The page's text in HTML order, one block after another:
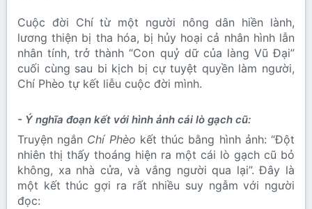
Cuộc đời Chí từ một người nông dân hiền lành,
lương thiện bị tha hóa, bị hủy hoại cả nhân hình lẫn
nhân tính, trở thành “Con quỷ dữ của làng Vũ Đại”
cuối cùng sau bi kịch bị cự tuyệt quyền làm người,
Chí Phèo tự kết liễu cuộc đời mình.
- Ý nghĩa đoạn kết với hình ảnh cái lò gạch cũ:
Truyện ngắn Chí Phèo kết thúc bằng hình ảnh: “Đột
nhiên thị thấy thoáng hiện ra một cái lò gạch cũ bỏ
không, xa nhà cửa, và vắng người qua lại”. Đây là
một kết thúc gợi ra rất nhiều suy ngẫm với người
đọc: